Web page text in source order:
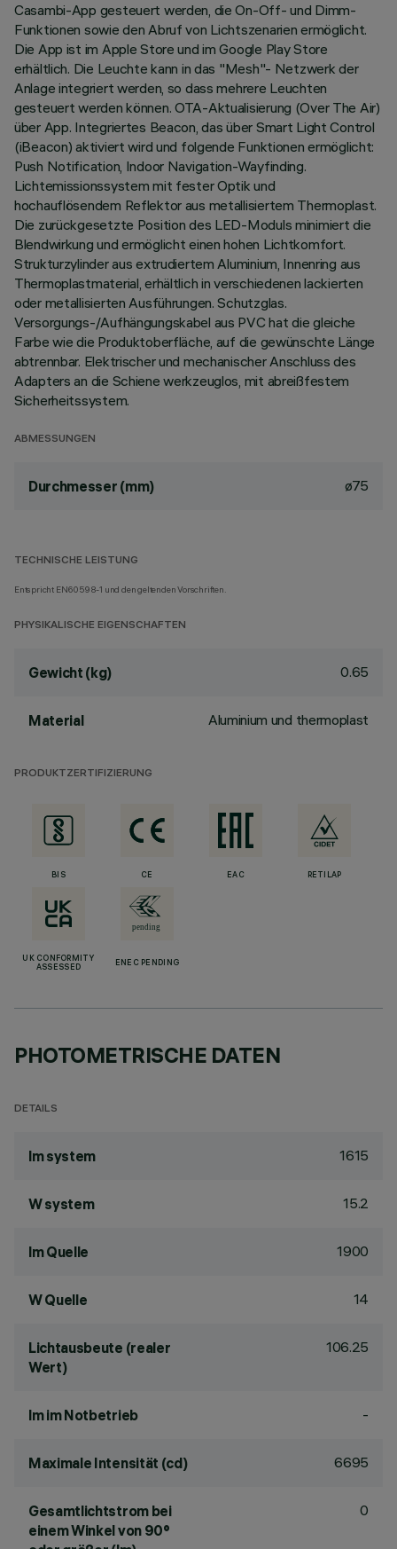
Casambi-App gesteuert werden, die On-Off- und Dimm-
Funktionen sowie den Abruf von Lichtszenarien ermöglicht.
Die App ist im Apple Store und im Google Play Store
erhältlich. Die Leuchte kann in das "Mesh"- Netzwerk der
Anlage integriert werden, so dass mehrere Leuchten
gesteuert werden können. OTA-Aktualisierung (Over The Air)
über App. Integriertes Beacon, das über Smart Light Control
(iBeacon) aktiviert wird und folgende Funktionen ermöglicht:
Push Notification, Indoor Navigation-Wayfinding.
Lichtemissionssystem mit fester Optik und
hochauflösendem Reflektor aus metallisiertem Thermoplast.
Die zurückgesetzte Position des LED-Moduls minimiert die
Blendwirkung und ermöglicht einen hohen Lichtkomfort.
Strukturzylinder aus extrudiertem Aluminium, Innenring aus
Thermoplastmaterial, erhältlich in verschiedenen lackierten
oder metallisierten Ausführungen. Schutzglas.
Versorgungs-/Aufhängungskabel aus PVC hat die gleiche
Farbe wie die Produktoberfläche, auf die gewünschte Länge
abtrennbar. Elektrischer und mechanischer Anschluss des
Adapters an die Schiene werkzeuglos, mit abreißfestem
Sicherheitssystem.
ABMESSUNGEN
Durchmesser (mm) ø75
TECHNISCHE LEISTUNG
Entspricht EN60598-1 und den geltenden Vorschriften.
PHYSIKALISCHE EIGENSCHAFTEN
Gewicht (kg) 0.65
Material Aluminium und thermoplast
PRODUKTZERTIFIZIERUNG
BIS CE EAC RETILAP
UK CONFORMITY
ASSESSED
ENEC PENDING
PHOTOMETRISCHE DATEN
DETAILS
lm system 1615
W system 15.2
lm Quelle 1900
W Quelle 14
Lichtausbeute (realer
Wert)
106.25
lm im Notbetrieb -
Maximale Intensität (cd) 6695
Gesamtlichtstrom bei
einem Winkel von 90°
0